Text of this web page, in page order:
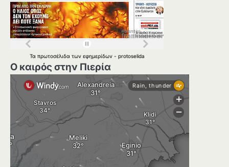
Τα πρωτοσέλιδα των εφημερίδων - protoselida
Ο καιρός στην Πιερία